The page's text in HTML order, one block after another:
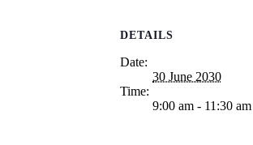
DETAILS
Date:
30 June 2030
Time:
9:00 am - 11:30 am